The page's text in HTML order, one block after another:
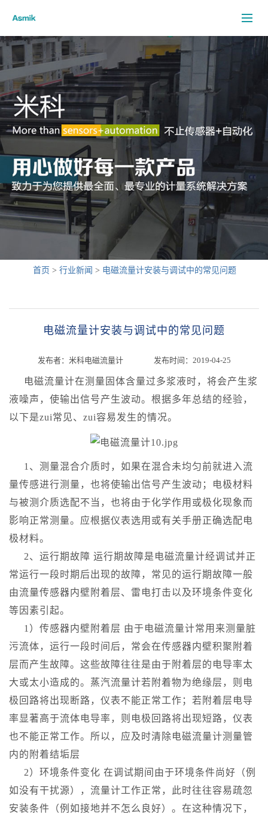
米科首页
关于我们
电磁流量计
米科新闻
行业新闻
客户服务
联系我们
首页 > 行业新闻 > 电磁流量计安装与调试中的常见问题
电磁流量计安装与调试中的常见问题
发布者：米科电磁流量计 发布时间：2019-04-25
电磁流量计在测量固体含量过多浆液时，将会产生浆
液噪声，使输出信号产生波动。根据多年总结的经验，
以下是zui常见、zui容易发生的情况。
1、测量混合介质时，如果在混合未均匀前就进入流
量传感进行测量，也将使输出信号产生波动；电极材料
与被测介质选配不当，也将由于化学作用或极化现象而
影响正常测量。应根据仪表选用或有关手册正确选配电
极材料。
2、运行期故障 运行期故障是电磁流量计经调试并正
常运行一段时期后出现的故障，常见的运行期故障一般
由流量传感器内壁附着层、雷电打击以及环境条件变化
等因素引起。
1）传感器内壁附着层 由于电磁流量计常用来测量脏
污流体，运行一段时间后，常会在传感器内壁积聚附着
层而产生故障。这些故障往往是由于附着层的电导率太
大或太小造成的。蒸汽流量计若附着物为绝缘层，则电
极回路将出现断路，仪表不能正常工作；若附着层电导
率显著高于流体电导率，则电极回路将出现短路，仪表
也不能正常工作。所以，应及时清除电磁流量计测量管
内的附着结垢层
2）环境条件变化 在调试期间由于环境条件尚好（例
如没有干扰源），流量计工作正常，此时往往容易疏忽
安装条件（例如接地并不怎么良好）。在这种情况下，